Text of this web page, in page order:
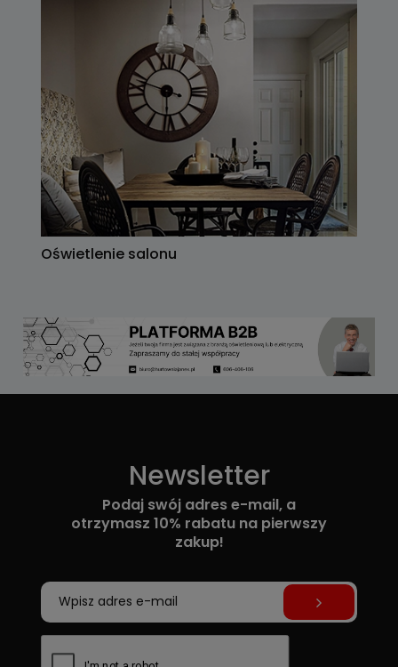
Oświetlenie salonu
Newsletter
Podaj swój adres e-mail, a
otrzymasz 10% rabatu na pierwszy
zakup!